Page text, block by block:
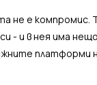
не е компромис.
- и в нея има
платформи